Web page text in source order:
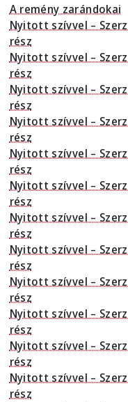
A remény zarándokai
Nyitott szívvel –
rész
Nyitott szívvel –
rész
Nyitott szívvel –
rész
Nyitott szívvel –
rész
Nyitott szívvel –
rész
Nyitott szívvel –
rész
Nyitott szívvel –
rész
Nyitott szívvel –
rész
Nyitott szívvel –
rész
Nyitott szívvel –
rész
Nyitott szívvel –
rész
Nyitott szívvel –
rész